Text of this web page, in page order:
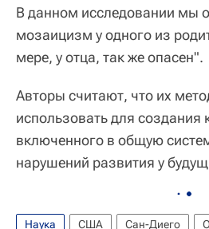
В данном исследовании мы
мозаицизм у одного из
мере, у отца, так же опасен".
Авторы считают, что их
использовать для создания
включенного в общую
нарушений развития у
Наука США Сан-Диего